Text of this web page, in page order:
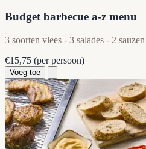
Budget barbecue a-z menu
3 soorten vlees - 3 salades - 2 sauzen
€15,75 (per persoon)
Voeg toe